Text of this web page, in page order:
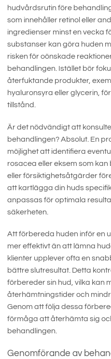
hudvårdsrutin före
som innehåller retinol eller
ingredienser minst en vecka
substanser kan göra huden
risken för oönskade
behandlingen. Istället bör
återfuktande produkter,
hyaluronsyra eller glycerin,
tillstånd.
Är det nödvändigt att
behandlingen? Absolut. En
möjlighet att identifiera
rosacea eller eksem som
eller försiktighetsåtgärder
att kartlägga din huds
anpassas för optimala
säkerheten.
Att förbereda huden inför en
mer effektivt än att lämna
klienter upplever ofta en
bättre slutresultat. Detta
förbereder sin hud, vilka kan
återhämtningstider och
Genom att följa dessa
förmåga att återhämta sig
behandlingen.
Genomförande av